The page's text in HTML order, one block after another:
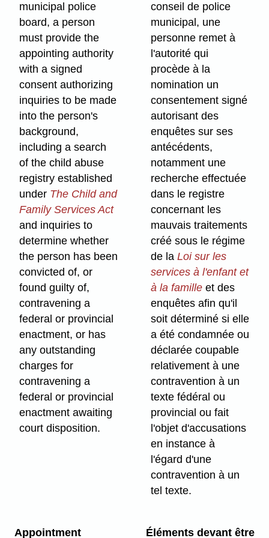
municipal police
board, a person
must provide the
appointing authority
with a signed
consent authorizing
inquiries to be made
into the person's
background,
including a search
of the child abuse
registry established
under The Child and
Family Services Act
and inquiries to
determine whether
the person has been
convicted of, or
found guilty of,
contravening a
federal or provincial
enactment, or has
any outstanding
charges for
contravening a
federal or provincial
enactment awaiting
court disposition.
conseil de police
municipal, une
personne remet à
l'autorité qui
procède à la
nomination un
consentement signé
autorisant des
enquêtes sur ses
antécédents,
notamment une
recherche effectuée
dans le registre
concernant les
mauvais traitements
créé sous le régime
de laLoi sur les
services à l'enfant et
à la famille et des
enquêtes afin qu'il
soit déterminé si elle
a été condamnée ou
déclarée coupable
relativement à une
contravention à un
texte fédéral ou
provincial ou fait
l'objet d'accusations
en instance à
l'égard d'une
contravention à un
tel texte.
Appointment Éléments devant être